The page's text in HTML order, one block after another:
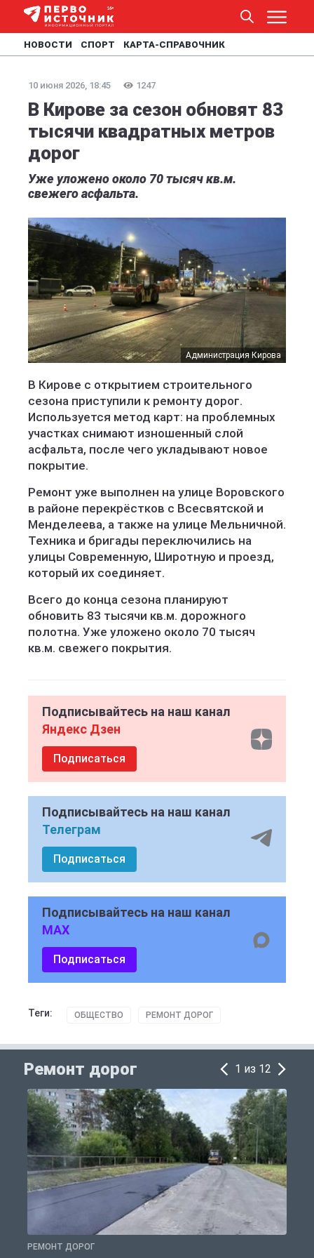
НОВОСТИ СПОРТ КАРТА-СПРАВОЧНИК
10 июня 2026, 18:45 1247
В Кирове за сезон обновят 83
тысячи квадратных метров
дорог
Уже уложено около 70 тысяч кв.м.
свежего асфальта.
Администрация Кирова
В Кирове с открытием строительного
сезона приступили к ремонту дорог.
Используется метод карт: на проблемных
участках снимают изношенный слой
асфальта, после чего укладывают новое
покрытие.
Ремонт уже выполнен на улице Воровского
в районе перекрёстков с Всесвятской и
Менделеева, а также на улице Мельничной.
Техника и бригады переключились на
улицы Современную, Широтную и проезд,
который их соединяет.
Всего до конца сезона планируют
обновить 83 тысячи кв.м. дорожного
полотна. Уже уложено около 70 тысяч
кв.м. свежего покрытия.
Подписывайтесь на наш канал
Яндекс Дзен
Подписаться
Подписывайтесь на наш канал
Телеграм
Подписаться
Подписывайтесь на наш канал
MAX
Подписаться
Теги: ОБЩЕСТВО РЕМОНТ ДОРОГ
Ремонт дорог 1 из 12
РЕМОНТ ДОРОГ